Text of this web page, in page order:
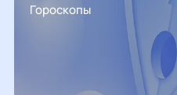
Гороскопы